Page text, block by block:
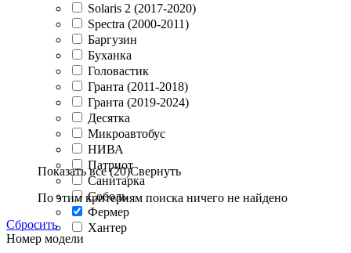
Solaris 2 (2017-2020)
Spectra (2000-2011)
Баргузин
Буханка
Головастик
Гранта (2011-2018)
Гранта (2019-2024)
Десятка
Микроавтобус
НИВА
Патриот
Санитарка
Соболь
Фермер
Хантер
Показать все (20)Свернуть
По этим критериям поиска ничего не найдено
Сбросить
Номер модели